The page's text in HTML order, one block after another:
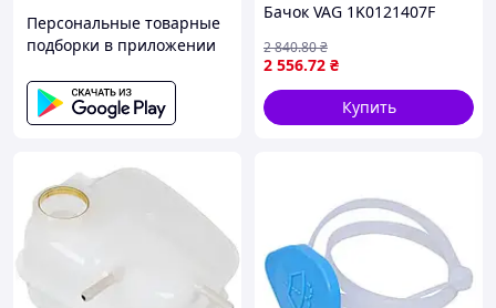
Персональные товарные
подборки в приложении
Бачок VAG 1K0121407F
2 556.72 ₴
2 840.80₴
Купить